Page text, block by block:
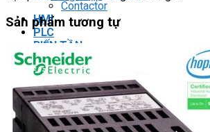
Contactor
HMI
PLC
BIẾN TẦN
DRIVER / MOTOR SERVO
LOGIC RELAY
Zelio
BỘ NGUỒN DC
Robot KUKA
Light Star
Sản phẩm tương tự